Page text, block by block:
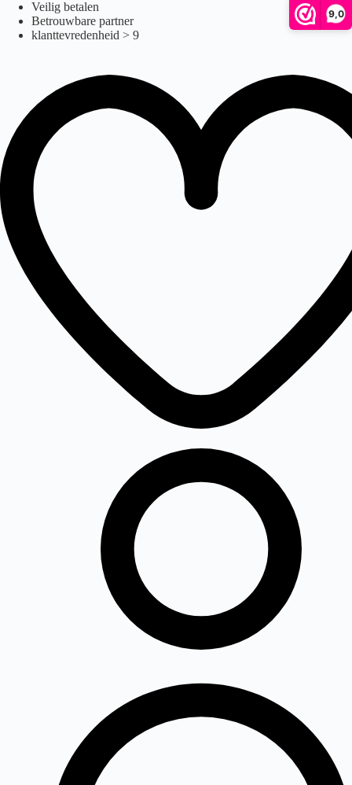
9,0
naar
Veilig betalen
Betrouwbare partner
klanttevredenheid > 9